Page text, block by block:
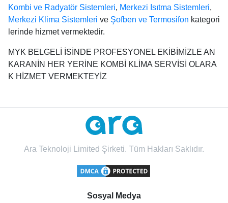
Kombi ve Radyatör Sistemleri, Merkezi Isıtma Sistemleri,
Merkezi Klima Sistemleri ve Şofben ve Termosifon kategori
lerinde hizmet vermektedir.
MYK BELGELİ İSİNDE PROFESYONEL EKİBİMİZLE AN
KARANİN HER YERİNE KOMBİ KLİMA SERVİSİ OLARA
K HİZMET VERMEKTEYİZ
Ara Teknoloji Limited Şirketi. Tüm Hakları Saklıdır.
Sosyal Medya